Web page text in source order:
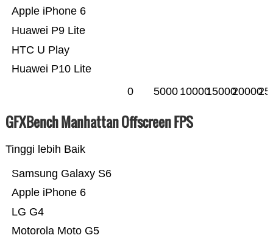
Huawei P10 Lite
HTC U Play
Huawei P9 Lite
Apple iPhone 6
0 5000 100001500020000
GFXBench Manhattan Offscreen FPS
Tinggi lebih Baik
Motorola Moto G5
LG G4
Apple iPhone 6
Samsung Galaxy S6